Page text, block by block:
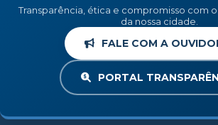
Transparência, ética e compromisso com
da nossa cidade.
FALE COM A
PORTAL